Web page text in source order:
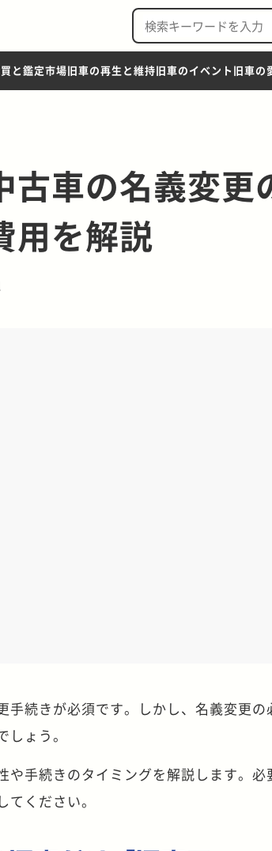
と鑑定市場旧車の再生と維持旧車のイベント 旧車の
古車の名義変更
用を解説
手続きが必須です。しかし、名義変更の
ょう。
や手続きのタイミングを解説します。必
ください。